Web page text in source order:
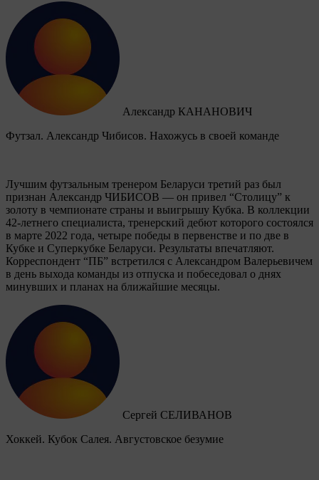
Александр КАНАНОВИЧ
Футзал. Александр Чибисов. Нахожусь в своей команде
Лучшим футзальным тренером Беларуси третий раз был
признан Александр ЧИБИСОВ — он привел “Столицу” к
золоту в чемпионате страны и выигрышу Кубка. В коллекции
42-летнего специалиста, тренерский дебют которого состоялся
в марте 2022 года, четыре победы в первенстве и по две в
Кубке и Суперкубке Беларуси. Результаты впечатляют.
Корреспондент “ПБ” встретился с Александром Валерьевичем
в день выхода команды из отпуска и побеседовал о днях
минувших и планах на ближайшие месяцы.
Сергей СЕЛИВАНОВ
Хоккей. Кубок Салея. Августовское безумие